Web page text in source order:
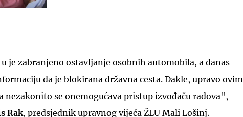
je zabranjeno ostavljanje osobnih automobila, a danas
da je blokirana državna cesta. Dakle, upravo ovim
nezakonito se onemogućava pristup izvođaču radova",
Rak, predsjednik upravnog vijeća ŽLU Mali Lošinj.